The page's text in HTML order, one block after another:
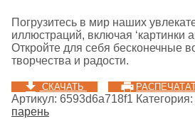
Погрузитесь в мир наших
иллюстраций, включая ‘картинки
Откройте для себя бесконечные
творчества и радости.
СКАЧАТЬ
Артикул: 6593d6a718f1 Категория:
парень